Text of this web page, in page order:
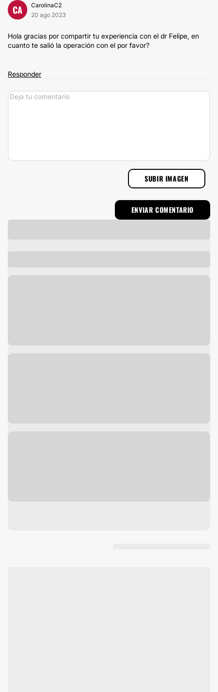
CA
CarolinaC2
20 ago 2023
Hola gracias por compartir tu experiencia con el dr Felipe, en
cuanto te salió la operación con el por favor?
Responder
SUBIR IMAGEN